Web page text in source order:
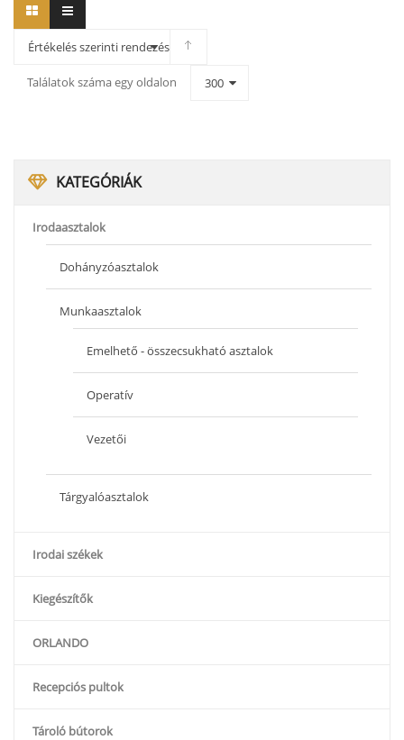
KATEGÓRIÁK
Irodaasztalok
Dohányzóasztalok
Munkaasztalok
Emelhető - összecsukható asztalok
Operatív
Vezetői
Tárgyalóasztalok
Irodai székek
Kiegészítők
ORLANDO
Recepciós pultok
Tároló bútorok
Értékelés szerinti rendezés
Találatok száma egy oldalon 300